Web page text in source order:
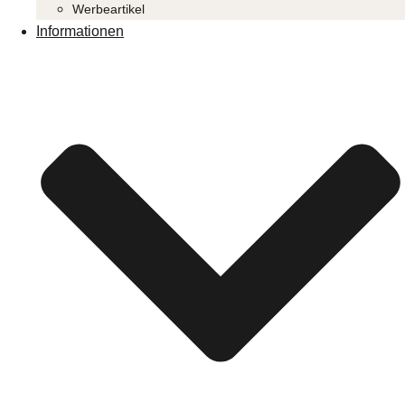
Werbeartikel
Informationen